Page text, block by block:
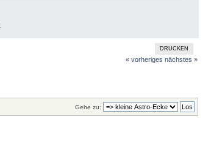
DRUCKEN
« vorheriges nächstes »
Gehe zu: